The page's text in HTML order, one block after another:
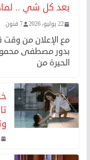
بعد كل شي ..
22 يوليو، 2026 7 فنون
مع الإعلان من وقت
بدور مصطفى
الحيرة من